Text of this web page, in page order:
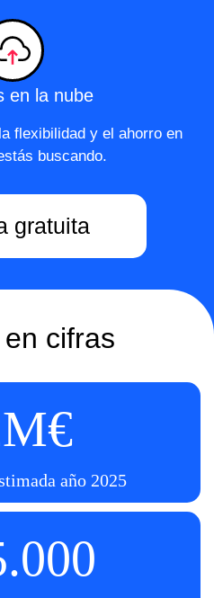
en la nube
flexibilidad y el ahorro en
buscando.
gratuita
cifras
año 2025